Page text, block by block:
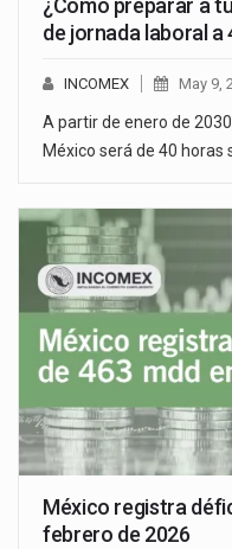
¿Cómo preparar a
de jornada laboral a
INCOMEX May 9,
A partir de enero de
México será de 40 horas
México registra
febrero de 2026